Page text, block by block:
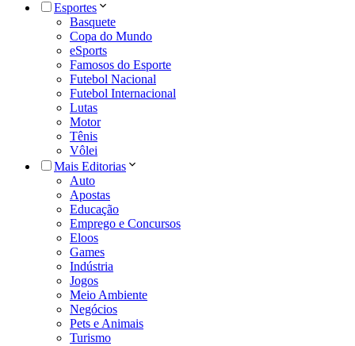
Esportes
Basquete
Copa do Mundo
eSports
Famosos do Esporte
Futebol Nacional
Futebol Internacional
Lutas
Motor
Tênis
Vôlei
Mais Editorias
Auto
Apostas
Educação
Emprego e Concursos
Eloos
Games
Indústria
Jogos
Meio Ambiente
Negócios
Pets e Animais
Turismo